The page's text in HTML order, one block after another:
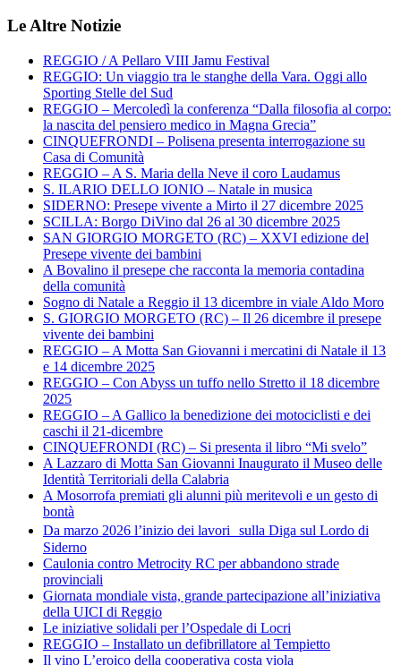
Le Altre Notizie
REGGIO / A Pellaro VIII Jamu Festival
REGGIO: Un viaggio tra le stanghe della Vara. Oggi allo
Sporting Stelle del Sud
REGGIO – Mercoledì la conferenza “Dalla filosofia al corpo:
la nascita del pensiero medico in Magna Grecia”
CINQUEFRONDI – Polisena presenta interrogazione su
Casa di Comunità
REGGIO – A S. Maria della Neve il coro Laudamus
S. ILARIO DELLO IONIO – Natale in musica
SIDERNO: Presepe vivente a Mirto il 27 dicembre 2025
SCILLA: Borgo DiVino dal 26 al 30 dicembre 2025
SAN GIORGIO MORGETO (RC) – XXVI edizione del
Presepe vivente dei bambini
A Bovalino il presepe che racconta la memoria contadina
della comunità
Sogno di Natale a Reggio il 13 dicembre in viale Aldo Moro
S. GIORGIO MORGETO (RC) – Il 26 dicembre il presepe
vivente dei bambini
REGGIO – A Motta San Giovanni i mercatini di Natale il 13
e 14 dicembre 2025
REGGIO – Con Abyss un tuffo nello Stretto il 18 dicembre
2025
REGGIO – A Gallico la benedizione dei motociclisti e dei
caschi il 21-dicembre
CINQUEFRONDI (RC) – Si presenta il libro “Mi svelo”
A Lazzaro di Motta San Giovanni Inaugurato il Museo delle
Identità Territoriali della Calabria
A Mosorrofa premiati gli alunni più meritevoli e un gesto di
bontà
Da marzo 2026 l’inizio dei lavori sulla Diga sul Lordo di
Siderno
Caulonia contro Metrocity RC per abbandono strade
provinciali
Giornata mondiale vista, grande partecipazione all’iniziativa
della UICI di Reggio
Le iniziative solidali per l’Ospedale di Locri
REGGIO – Installato un defibrillatore al Tempietto
Il vino L’eroico della cooperativa costa viola